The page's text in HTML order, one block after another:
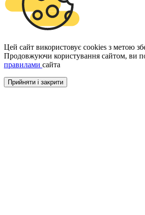
Цей сайт використовує cookies з метою
Продовжуючи користування сайтом, ви
правилами сайта
Прийняти і закрити